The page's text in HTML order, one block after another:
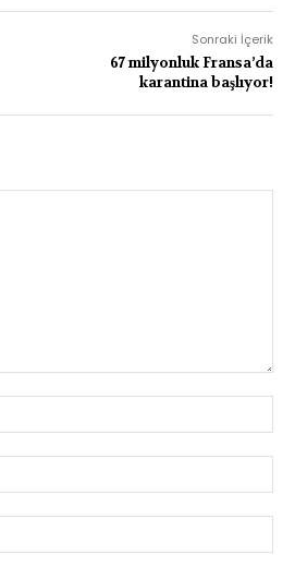
Sonraki İçerik
67 milyonluk Fransa’da
karantina başlıyor!